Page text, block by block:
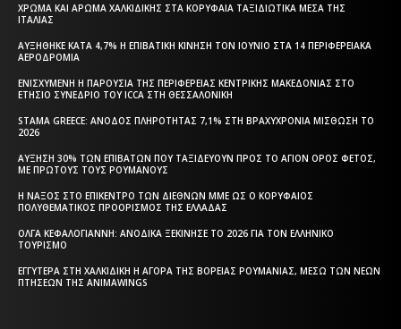
ΧΡΏΜΑ ΚΑΙ ΆΡΩΜΑ ΧΑΛΚΙΔΙΚΉΣ ΣΤΑ ΚΟΡΥΦΑΊΑ ΤΑΞΙΔΙΩΤΙΚΆ ΜΈΣΑ ΤΗΣ
ΙΤΑΛΊΑΣ
ΑΥΞΉΘΗΚΕ ΚΑΤΆ 4,7% Η ΕΠΙΒΑΤΙΚΉ ΚΊΝΗΣΗ ΤΟΝ ΙΟΎΝΙΟ ΣΤΑ 14 ΠΕΡΙΦΕΡΕΙΑΚΆ
ΑΕΡΟΔΡΌΜΙΑ
ΕΝΙΣΧΥΜΈΝΗ Η ΠΑΡΟΥΣΊΑ ΤΗΣ ΠΕΡΙΦΈΡΕΙΑΣ ΚΕΝΤΡΙΚΉΣ ΜΑΚΕΔΟΝΊΑΣ ΣΤΟ
ΕΤΉΣΙΟ ΣΥΝΈΔΡΙΟ ΤΟΥ ICCA ΣΤΗ ΘΕΣΣΑΛΟΝΊΚΗ
STAMA GREECE: ΆΝΟΔΟΣ ΠΛΗΡΌΤΗΤΑΣ 7,1% ΣΤΗ ΒΡΑΧΥΧΡΌΝΙΑ ΜΊΣΘΩΣΗ ΤΟ
2026
ΑΎΞΗΣΗ 30% ΤΩΝ ΕΠΙΒΑΤΏΝ ΠΟΥ ΤΑΞΙΔΕΎΟΥΝ ΠΡΟΣ ΤΟ ΆΓΙΟΝ ΌΡΟΣ ΦΈΤΟΣ,
ΜΕ ΠΡΏΤΟΥΣ ΤΟΥΣ ΡΟΥΜΆΝΟΥΣ
Η ΝΆΞΟΣ ΣΤΟ ΕΠΊΚΕΝΤΡΟ ΤΩΝ ΔΙΕΘΝΏΝ ΜΜΕ ΩΣ Ο ΚΟΡΥΦΑΊΟΣ
ΠΟΛΥΘΕΜΑΤΙΚΌΣ ΠΡΟΟΡΙΣΜΌΣ ΤΗΣ ΕΛΛΆΔΑΣ
ΌΛΓΑ ΚΕΦΑΛΟΓΙΆΝΝΗ: ΑΝΟΔΙΚΆ ΞΕΚΊΝΗΣΕ ΤΟ 2026 ΓΙΑ ΤΟΝ ΕΛΛΗΝΙΚΌ
ΤΟΥΡΙΣΜΌ
ΕΓΓΎΤΕΡΑ ΣΤΗ ΧΑΛΚΙΔΙΚΉ Η ΑΓΟΡΆ ΤΗΣ ΒΌΡΕΙΑΣ ΡΟΥΜΑΝΊΑΣ, ΜΈΣΩ ΤΩΝ ΝΈΩΝ
ΠΤΉΣΕΩΝ ΤΗΣ ANIMAWINGS